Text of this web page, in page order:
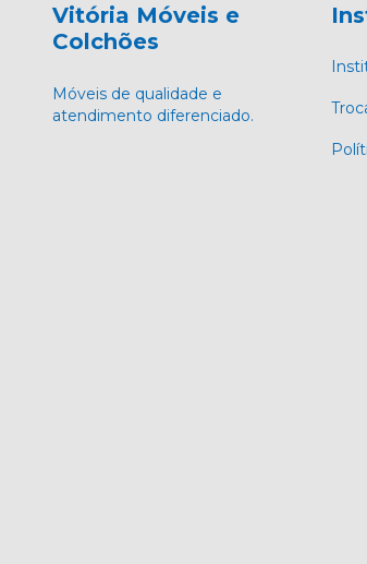
Vitória Móveis e
Colchões
Móveis de qualidade e
atendimento diferenciado.